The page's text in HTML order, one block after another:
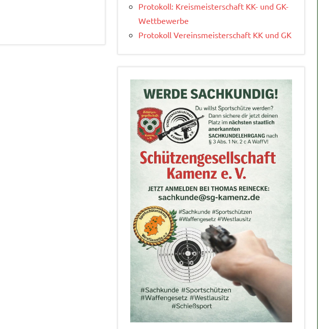
Protokoll: Kreismeisterschaft KK- und GK-
Wettbewerbe
Protokoll Vereinsmeisterschaft KK und GK